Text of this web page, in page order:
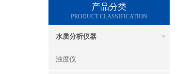
产品分类
PRODUCT CLASSIFICATION
水质分析仪器
浊度仪